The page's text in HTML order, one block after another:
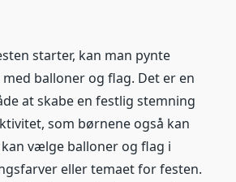
starter, kan man pynte
balloner og flag. Det er en
at skabe en festlig stemning
som børnene også kan
vælge balloner og flag i
eller temaet for festen.